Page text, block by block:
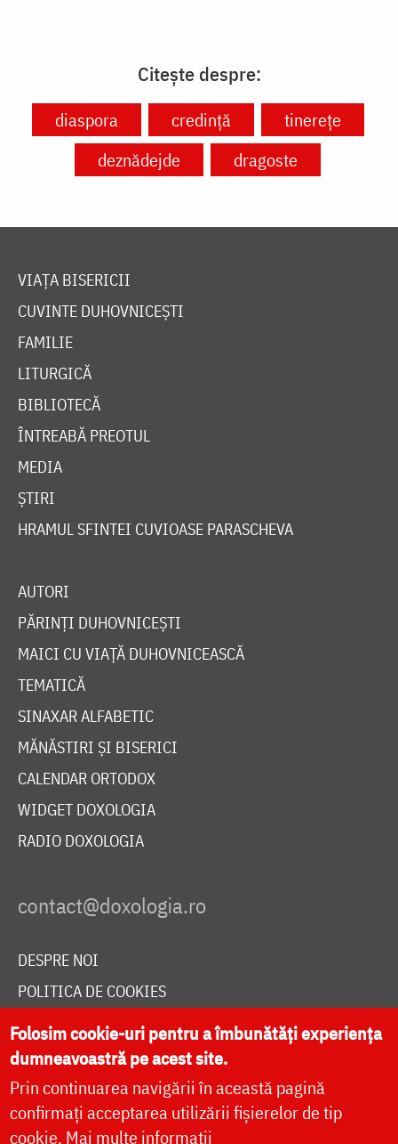
Citește despre:
diaspora credință
tinerețe
deznădejde
dragoste
VIAȚA BISERICII
CUVINTE DUHOVNICEȘTI
FAMILIE
LITURGICĂ
BIBLIOTECĂ
ÎNTREABĂ PREOTUL
MEDIA
ȘTIRI
HRAMUL SFINTEI CUVIOASE PARASCHEVA
AUTORI
PĂRINȚI DUHOVNICEȘTI
MAICI CU VIAȚĂ DUHOVNICEASCĂ
TEMATICĂ
SINAXAR ALFABETIC
MĂNĂSTIRI ȘI BISERICI
CALENDAR ORTODOX
WIDGET DOXOLOGIA
RADIO DOXOLOGIA
DESPRE NOI
POLITICA DE COOKIES
DONEAZĂ ONLINE PENTRU CATEDRALA NAȚIONALĂ
LIVE
Folosim cookie-uri pentru a îmbunătăți experiența
dumneavoastră pe acest site.
Prin continuarea navigării în această pagină
confirmați acceptarea utilizării fișierelor de tip
cookie. Mai multe informații